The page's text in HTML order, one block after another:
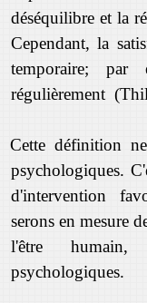
déséquilibre et la
Cependant, la
temporaire; par
régulièrement
Cette définition
psychologiques.
d'intervention
serons en mesure
l'être humain,
psychologiques.